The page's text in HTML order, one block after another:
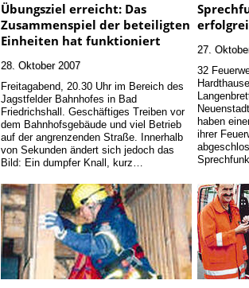
Übungsziel erreicht: Das
Zusammenspiel der beteiligten
Einheiten hat funktioniert
28. Oktober 2007
Freitagabend, 20.30 Uhr im Bereich des
Jagstfelder Bahnhofes in Bad
Friedrichshall. Geschäftiges Treiben vor
dem Bahnhofsgebäude und viel Betrieb
auf der angrenzenden Straße. Innerhalb
von Sekunden ändert sich jedoch das
Bild: Ein dumpfer Knall, kurz…
27.
32
haben
ihrer